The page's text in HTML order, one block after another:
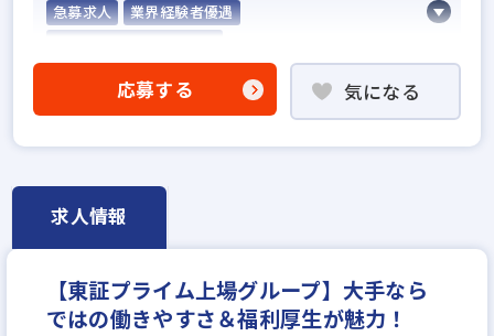
急募求人
業界経験者優遇
高級賃貸仲介営業の経験者歓迎
資格支援制度あり
フレックス勤務あり
女性が活躍中
土日休みあり
完全週休2日
年間休日120日以上
応募する 気になる
求人情報
【東証プライム上場グループ】大手なら
ではの働きやすさ＆福利厚⽣が魅力！